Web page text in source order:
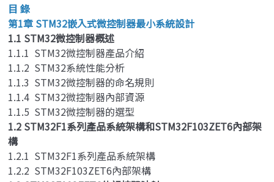
目 錄
第1章 STM32嵌入式微控制器最小系統設計
1.1 STM32微控制器概述
1.1.1 STM32微控制器產品介紹
1.1.2 STM32系統性能分析
1.1.3 STM32微控制器的命名規則
1.1.4 STM32微控制器內部資源
1.1.5 STM32微控制器的選型
1.2 STM32F1系列產品系統架構和STM32F103ZET6內部架
構
1.2.1 STM32F1系列產品系統架構
1.2.2 STM32F103ZET6內部架構